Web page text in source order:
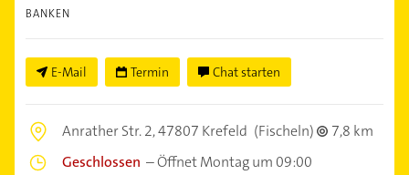
BANKEN
E-Mail Termin Chat starten
Anrather Str. 2,47807 Krefeld (Fischeln)
7,8 km
Geschlossen –Öffnet Montag um 09:00